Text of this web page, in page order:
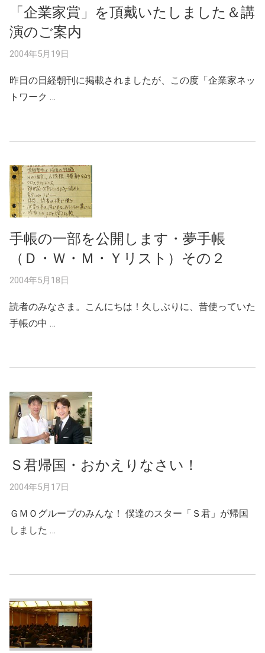
「企業家賞」を頂戴いたしました＆講
演のご案内
2004年5月19日
昨日の日経朝刊に掲載されましたが、この度「企業家ネッ
トワーク …
手帳の一部を公開します・夢手帳
（Ｄ・Ｗ・Ｍ・Ｙリスト）その２
2004年5月18日
読者のみなさま。こんにちは！久しぶりに、昔使っていた
手帳の中 …
Ｓ君帰国・おかえりなさい！
2004年5月17日
ＧＭＯグループのみんな！ 僕達のスター「Ｓ君」が帰国
しました …